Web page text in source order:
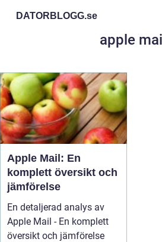
DATORBLOGG.se
apple mail
Apple Mail: En
komplett översikt och
jämförelse
En detaljerad analys av
Apple Mail - En komplett
översikt och jämförelse